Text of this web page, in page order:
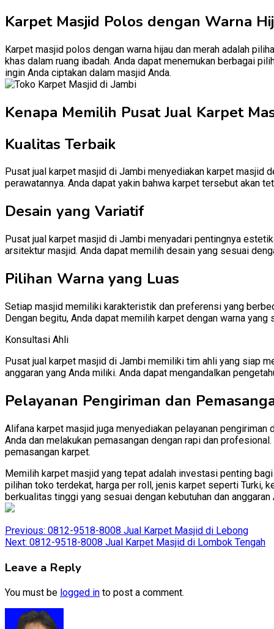
Karpet Masjid Polos dengan Warna
Karpet masjid polos dengan warna hijau dan merah adalah
khas dalam ruang ibadah. Anda dapat menemukan berbagai
ingin Anda ciptakan dalam masjid Anda.
Kenapa Memilih Pusat Jual Karpet
Kualitas Terbaik
Pusat jual karpet masjid di Jambi menyediakan karpet masjid
perawatannya. Anda dapat yakin bahwa karpet tersebut akan
Desain yang Variatif
Pusat jual karpet masjid di Jambi menyadari pentingnya
arsitektur masjid. Anda dapat memilih desain yang sesuai
Pilihan Warna yang Luas
Setiap masjid memiliki karakteristik dan preferensi yang
Dengan begitu, Anda dapat memilih karpet dengan warna
Konsultasi Ahli
Pusat jual karpet masjid di Jambi memiliki tim ahli yang siap
anggaran yang Anda miliki. Anda dapat mengandalkan
Pelayanan Pengiriman dan
Alifana karpet masjid juga menyediakan pelayanan pengiriman
Anda dan melakukan pemasangan dengan rapi dan
pemasangan karpet.
Memilih karpet masjid yang tepat adalah investasi penting
pilihan toko terdekat, harga per roll, jenis karpet seperti Turki,
berkualitas tinggi yang sesuai dengan kebutuhan dan
Post
navigation
Previous: 0812-9518-8008 Jual Karpet Masjid di Lebong
Next: 0812-9518-8008 Jual Karpet Masjid di Lombok Tengah
Leave a Reply
You must be logged in to post a comment.